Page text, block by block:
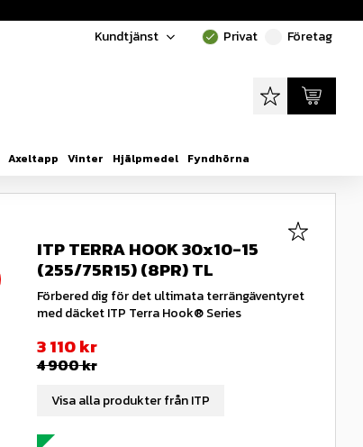
Kundtjänst done Privat Företag
Favoriter
Kundvagn
Axeltapp Vinter Hjälpmedel Fyndhörna
ITP TERRA HOOK 30x10-15
(255/75R15) (8PR) TL
Förbered dig för det ultimata terrängäventyret
med däcket ITP Terra Hook® Series
Nedsatt pris:
3 110kr
Ordinarie pris:
4 900kr
Lägg till
Visa alla produkter från ITP